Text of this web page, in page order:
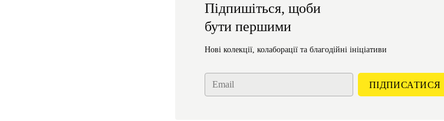
Підпишіться, щоби
бути першими
Нові колекції, колаборації та благодійні ініціативи